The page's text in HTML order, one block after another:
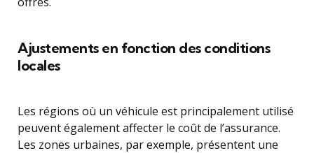
Ajustements en fonction des conditions
locales
Les régions où un véhicule est principalement utilisé
peuvent également affecter le coût de l’assurance.
Les zones urbaines, par exemple, présentent une